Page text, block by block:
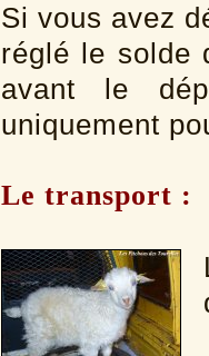
Si vous avez
réglé le solde
avant le
uniquement
Le transport :